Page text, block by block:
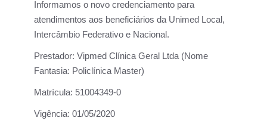
Informamos o novo credenciamento para
atendimentos aos beneficiários da Unimed Local,
Intercâmbio Federativo e Nacional.
Prestador: Vipmed Clínica Geral Ltda (Nome
Fantasia: Policlínica Master)
Matrícula: 51004349-0
Vigência: 01/05/2020